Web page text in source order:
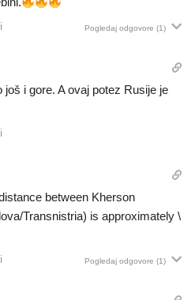
Pogledaj odgovore (1)
još i gore. A ovaj potez Rusije je
between Kherson
Transnistria) is approximately \
Pogledaj odgovore (1)